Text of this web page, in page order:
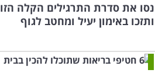
נסו את סדרת התרגילים הקלה הזו
ותזכו באימון יעיל ומחטב לגוף